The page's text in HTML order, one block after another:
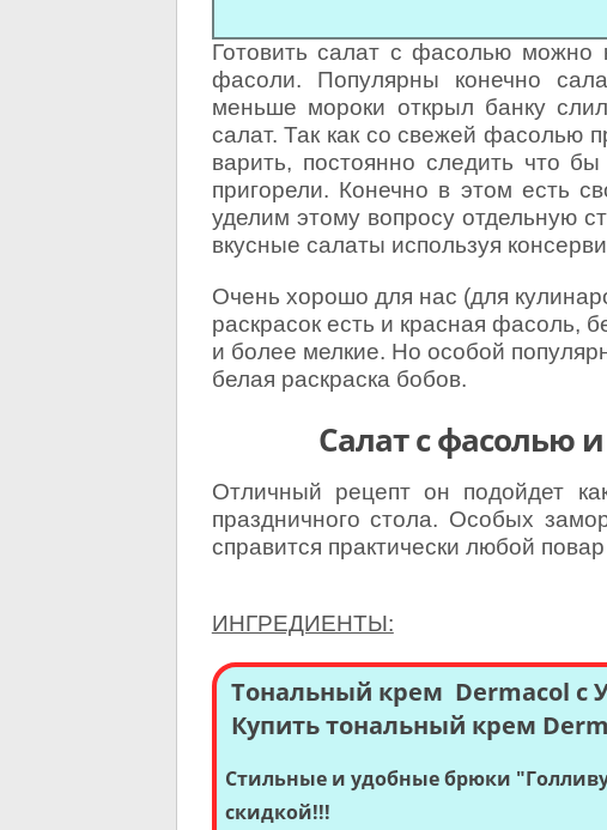
Готовить салат с фасолью можно
фасоли. Популярны конечно
меньше мороки открыл банку
салат. Так как со свежей фасолью
варить, постоянно следить что
пригорели. Конечно в этом есть
уделим этому вопросу отдельную
вкусные салаты используя
Очень хорошо для нас (для
раскрасок есть и красная фасоль,
и более мелкие. Но особой
белая раскраска бобов.
Салат с фасолью
Отличный рецепт он подойдет
праздничного стола. Особых
справится практически любой
ИНГРЕДИЕНТЫ:
Тональный крем Dermacol
Купить тональный крем
Стильные и удобные брюки
скидкой!!!